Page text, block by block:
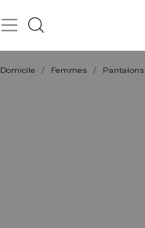
Domicile / Femmes / Pantalons